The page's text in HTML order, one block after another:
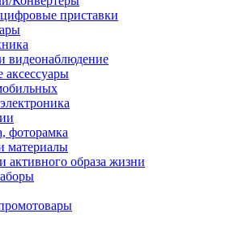
приставки
видеонаблюдение
фоторамка
материалы
активного образа жизни